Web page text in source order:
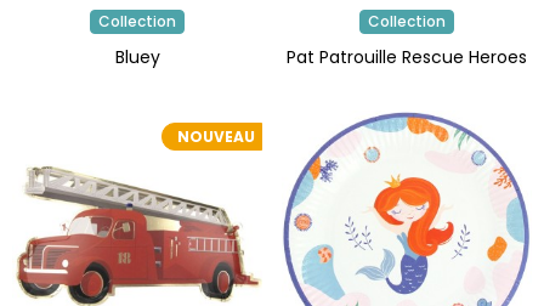
Collection
Bluey
Collection
Pat Patrouille Rescue Heroes
NOUVEAU